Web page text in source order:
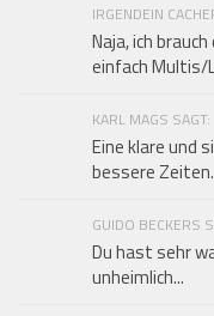
IRGENDEIN
Naja, ich
einfach Multis/
KARL MAGS SAGT:
Eine klare und
bessere Zeiten.
GUIDO BECKERS
Du hast sehr
unheimlich...